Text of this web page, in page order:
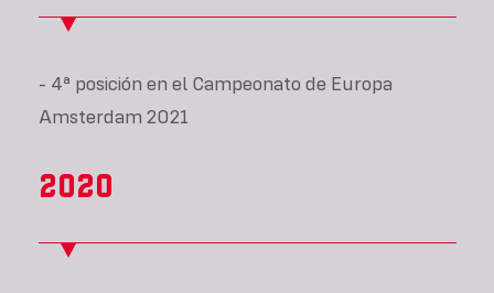
- 4ª posición en el Campeonato de Europa
Amsterdam 2021
2020